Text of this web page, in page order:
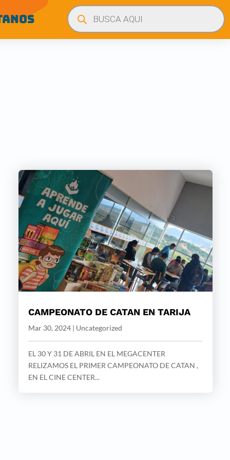
Búsqueda
de
productos
CAMPEONATO DE CATAN EN TARIJA
Mar 30, 2024| Uncategorized
EL 30 Y 31 DE ABRIL EN EL MEGACENTER
RELIZAMOS EL PRIMER CAMPEONATO DE CATAN ,
EN EL CINE CENTER...